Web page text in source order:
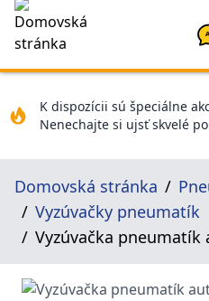
K dispozícii sú špeciálne
Nenechajte si ujsť skvelé
Domovská stránka
Vyzúvačky pneumatík
Vyzúvačka pneumatík